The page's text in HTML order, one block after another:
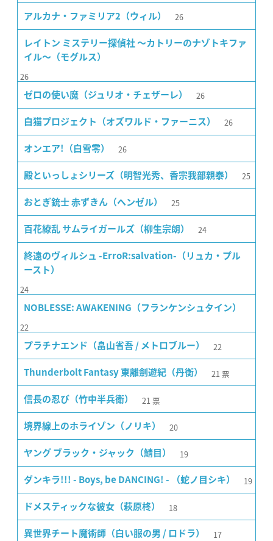
アルカナ・ファミリア2（ウィル） 26
レイトン ミステリー探偵社 〜カトリーのナゾトキファ
イル〜（モグルス）
26
ゼロの使い魔（ジュリオ・チェザーレ） 26
白猫プロジェクト（オズワルド・ファーニス） 26
オンエア!（白雪零） 26
殿といっしょシリーズ（明智光秀、香宗我部親泰） 25
おとぎ銃士 赤ずきん（ヘンゼル） 25
百花繚乱 サムライガールズ（柳生宗朗） 24
終遠のヴィルシュ -ErroR:salvation-（リュカ・プル
ースト）
24
NOBLESSE: AWAKENING（フランケンシュタイン）
22
プラチナエンド（畠山省吾 / メトロブルー） 22
Thunderbolt Fantasy 東離劍遊紀（丹衡） 21 票
信長の忍び（竹中半兵衛） 21 票
境界線上のホライゾン（ノリキ） 20
ヤング ブラック・ジャック（鯖目） 19
ダンキラ!!! - Boys, be DANCING! - （蛇ノ目シキ） 19
ドメスティックな彼女（萩原柊） 18
異世界チート魔術師（白い服の男 / ロドラ） 17